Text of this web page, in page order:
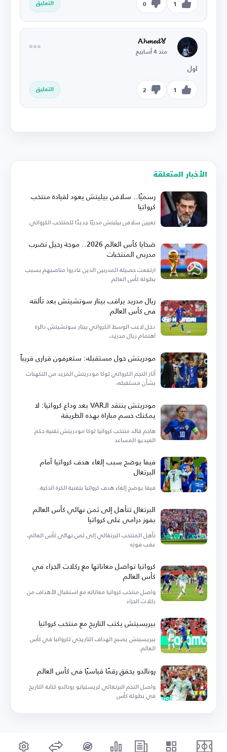
1
0 التعليق
🏅A𝓱𝓶𝓮𝓭
منذ 4 أسابيع
اول
1
2 التعليق
الأخبار المتعلقة
رسميًا.. سلافن بيليتش يعود لقيادة منتخب
كرواتيا
تعيين سلافن بيليتش مدربًا جديدًا للمنتخب الكرواتي.
ضحايا كأس العالم 2026.. موجة رحيل تضرب
مدربي المنتخبات
ارتفعت حصيلة المدربين الذين غادروا مناصبهم بسبب
بطولة كأس العالم
ريال مدريد يراقب بيتار سوتشيتش بعد تألقه
في كأس العالم
دخل لاعب الوسط الكرواتي بيتار سوتشيتش دائرة
اهتمام ريال مدريد،
مودريتش حول مستقبله: ستعرفون قراري قريباً
أثار النجم الكرواتي لوكا مودريتش المزيد من التكهنات
بشأن مستقبله،
مودريتش ينتقد الـVAR بعد وداع كرواتيا: لا
يمكنك حسم مباراة بهذه الطريقة
هاجم قائد منتخب كرواتيا لوكا مودريتش تقنية حكم
الفيديو المساعد
فيفا يوضح سبب إلغاء هدف كرواتيا أمام
البرتغال
فيفا يوضح إلغاء هدف كرواتيا بتقنية الكرة الذكية.
البرتغال تتأهل إلى ثمن نهائي كأس العالم
بفوز درامي على كرواتيا
تأهل المنتخب البرتغالي إلى ثمن نهائي كأس العالم،
عقب فوزه
كرواتيا تواصل معاناتها مع ركلات الجزاء في
كأس العالم
واصل منتخب كرواتيا معاناته مع استقبال الأهداف من
ركلات الجزاء
بيريسيتش يكتب التاريخ مع منتخب كرواتيا
بيريسيتش يصبح الهداف التاريخي لكرواتيا في كأس
العالم.
رونالدو يحقق رقمًا قياسيًا في كأس العالم
واصل النجم البرتغالي كريستيانو رونالدو كتابة التاريخ
في بطولة كأس